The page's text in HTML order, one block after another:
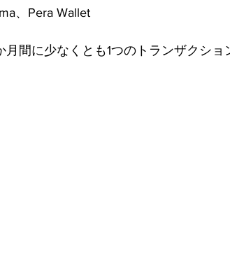
、Pera Wallet
月間に少なくとも1つのトランザクショ